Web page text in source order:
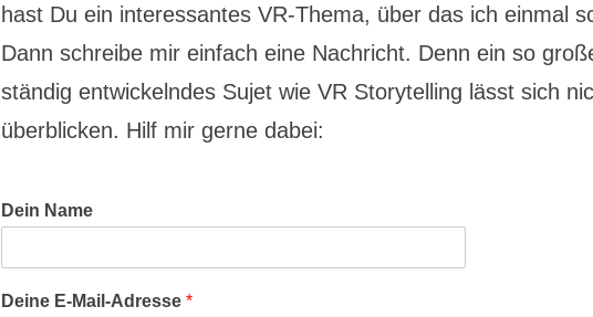
hast Du ein interessantes VR-Thema, über das ich einmal
Dann schreibe mir einfach eine Nachricht. Denn ein so
ständig entwickelndes Sujet wie VR Storytelling lässt sich
überblicken. Hilf mir gerne dabei:
Dein Name
Deine E-Mail-Adresse *